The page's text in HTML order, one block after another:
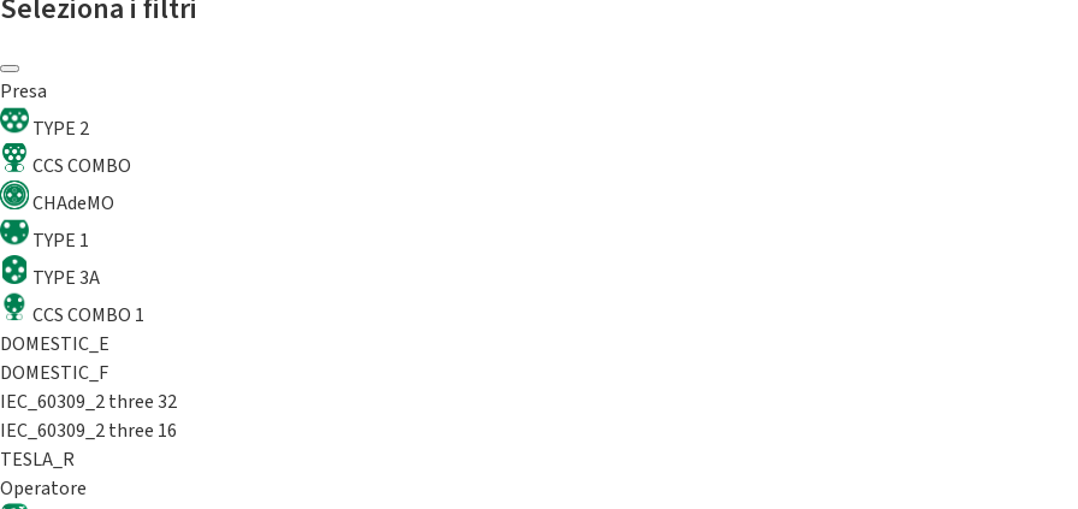
Seleziona i filtri
Presa
TYPE 2
CCS COMBO
CHAdeMO
TYPE 1
TYPE 3A
CCS COMBO 1
DOMESTIC_E
DOMESTIC_F
IEC_60309_2 three 32
IEC_60309_2 three 16
TESLA_R
Operatore